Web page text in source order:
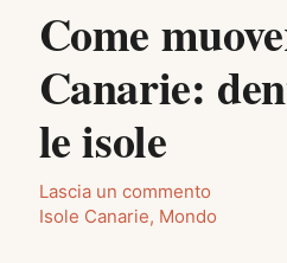
Come
Canarie:
le isole
Lascia un commento
Isole Canarie, Mondo